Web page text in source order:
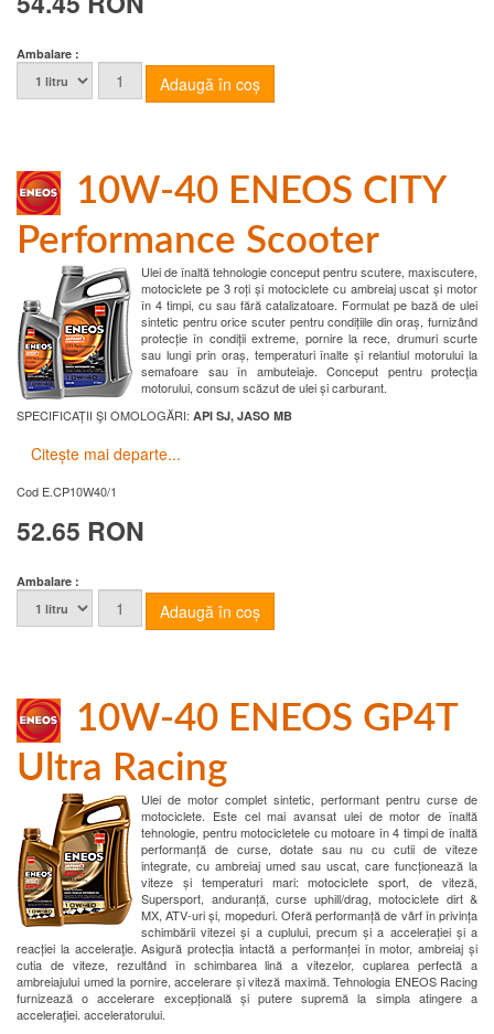
Ambalare :
10W-40 ENEOS CITY
Performance Scooter
Ulei de înaltă tehnologie conceput pentru scutere, maxiscutere,
motociclete pe 3 roți și motociclete cu ambreiaj uscat și motor
în 4 timpi, cu sau fără catalizatoare. Formulat pe bază de ulei
sintetic pentru orice scuter pentru condițiile din oraș, furnizând
protecție în condiții extreme, pornire la rece, drumuri scurte
sau lungi prin oraș, temperaturi înalte și relantiul motorului la
semafoare sau în ambuteiaje. Conceput pentru protecţia
motorului, consum scăzut de ulei și carburant.
SPECIFICAȚII ŞI OMOLOGĂRI: API SJ, JASO MB
Citește mai departe...
Cod E.CP10W40/1
52.65 RON
Ambalare :
10W-40 ENEOS GP4T
Ultra Racing
Ulei de motor complet sintetic, performant pentru curse de
motociclete. Este cel mai avansat ulei de motor de înaltă
tehnologie, pentru motocicletele cu motoare în 4 timpi de înaltă
performanță de curse, dotate sau nu cu cutii de viteze
integrate, cu ambreiaj umed sau uscat, care funcționează la
viteze și temperaturi mari: motociclete sport, de viteză,
Supersport, anduranță, curse uphill/drag, motociclete dirt &
MX, ATV-uri și, mopeduri. Oferă performanță de vârf în privința
schimbării vitezei și a cuplului, precum și a accelerației și a
reacției la acceleraţie. Asigură protecția intactă a performanței în motor, ambreiaj și
cutia de viteze, rezultând în schimbarea lină a vitezelor, cuplarea perfectă a
ambreiajului umed la pornire, accelerare și viteză maximă. Tehnologia ENEOS Racing
furnizează o accelerare excepțională și putere supremă la simpla atingere a
acceleraţiei. acceleratorului.